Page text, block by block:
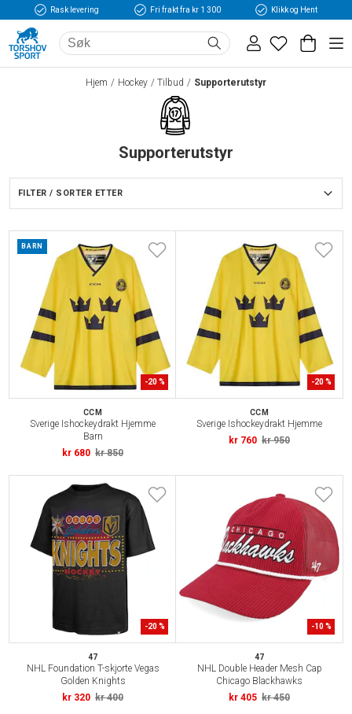
Rask levering Fri frakt fra kr 1 300 Klikk og Hent
Hjem Hockey Tilbud Supporterutstyr
Supporterutstyr
FILTER / SORTER ETTER
-20 %
BARN
CCM
Sverige Ishockeydrakt Hjemme
Barn
kr 680 kr 850
-20 %
CCM
Sverige Ishockeydrakt Hjemme
kr 760 kr 950
-20 %
47
NHL Foundation T-skjorte Vegas
Golden Knights
kr 320 kr 400
-10 %
47
NHL Double Header Mesh Cap
Chicago Blackhawks
kr 405 kr 450